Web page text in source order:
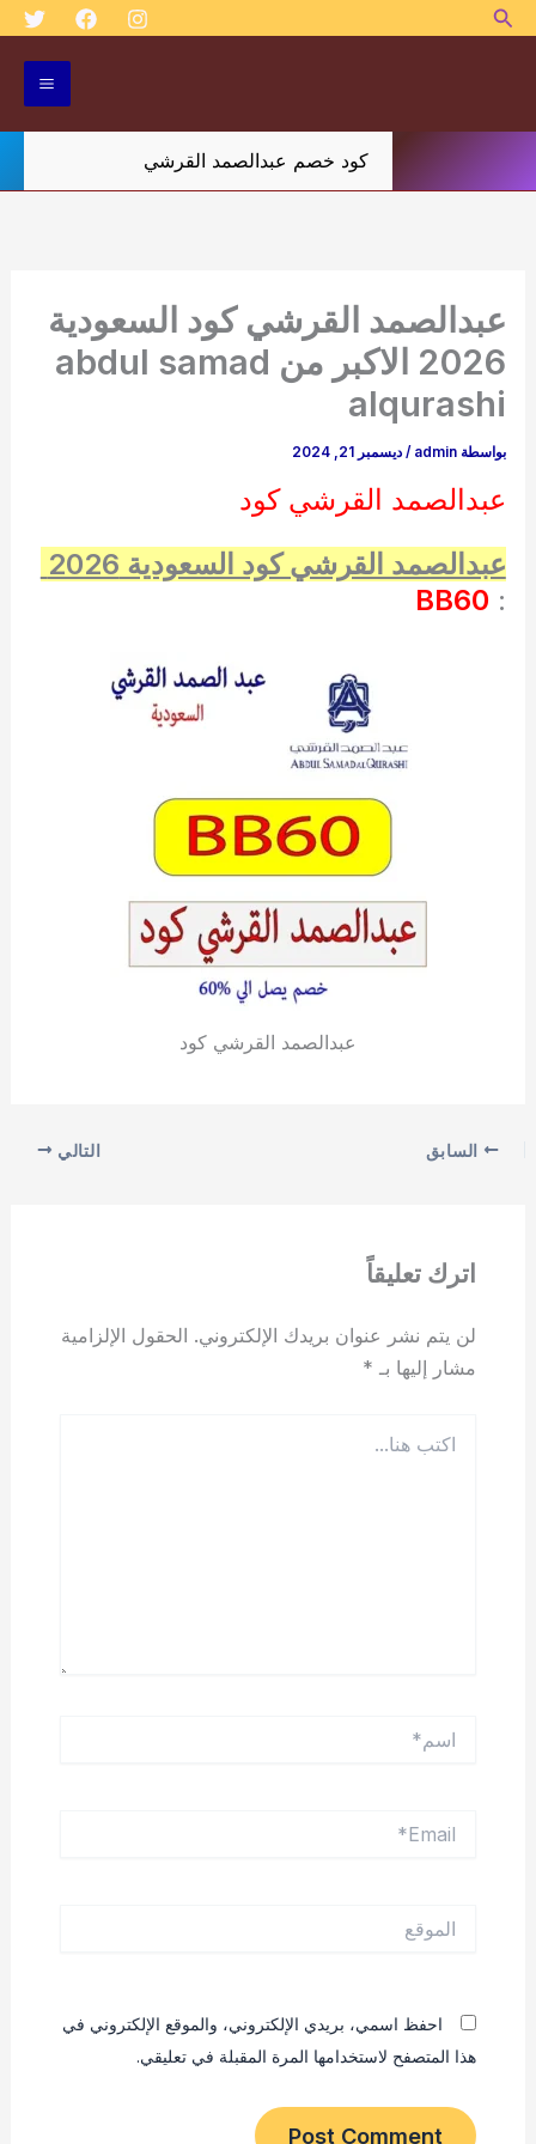
تخطيالبحث
كود خصم عبدالصمد القرشي
عبدالصمد القرشي كود السعودية
2026 الاكبر من abdul samad
alqurashi
بواسطة admin
/ديسمبر 21, 2024
عبدالصمد القرشي كود
عبدالصمد القرشي كود السعودية 2026
:
BB60
عبدالصمد القرشي كود
السابق التالي
اترك تعليقاً
لن يتم نشر عنوان بريدك الإلكتروني. الحقول الإلزامية
مشار إليها بـ *
هنا...
احفظ اسمي، بريدي الإلكتروني، والموقع الإلكتروني في
هذا المتصفح لاستخدامها المرة المقبلة في تعليقي.